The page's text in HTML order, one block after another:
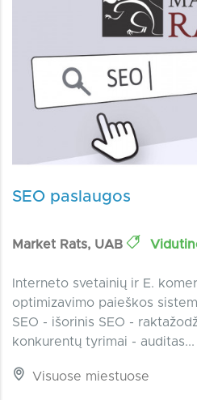
SEO paslaugos
Market Rats, UAB
Interneto svetainių ir E.
optimizavimo paieškos
SEO - išorinis SEO -
konkurentų tyrimai - auditas...
Visuose miestuose